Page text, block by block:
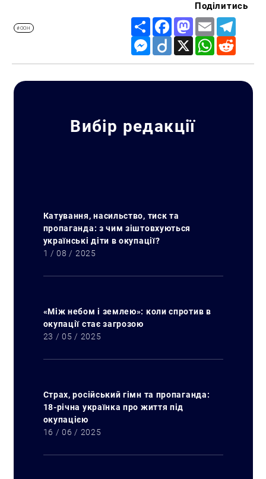
#ООН
Поділитись
Share FacebookMastodon
Email
Messenger
Diigo X WhatsApp
Вибір редакції
Катування, насильство, тиск та
пропаганда: з чим зіштовхуються
українські діти в окупації?
1 / 08 / 2025
«Між небом і землею»: коли спротив в
окупації стає загрозою
23 / 05 / 2025
Страх, російський гімн та пропаганда:
18-річна українка про життя під
окупацією
16 / 06 / 2025